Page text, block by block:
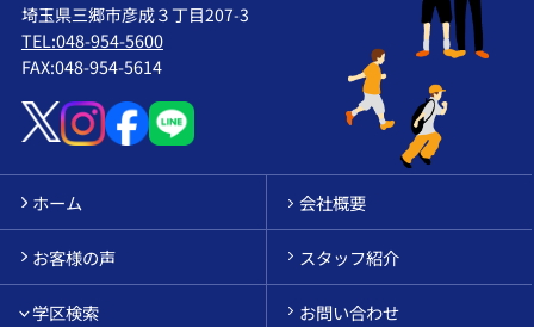
埼玉県三郷市彦成３丁目207-3
TEL:048-954-5600
FAX:048-954-5614
ホーム 会社概要
お客様の声 スタッフ紹介
学区検索 お問い合わせ